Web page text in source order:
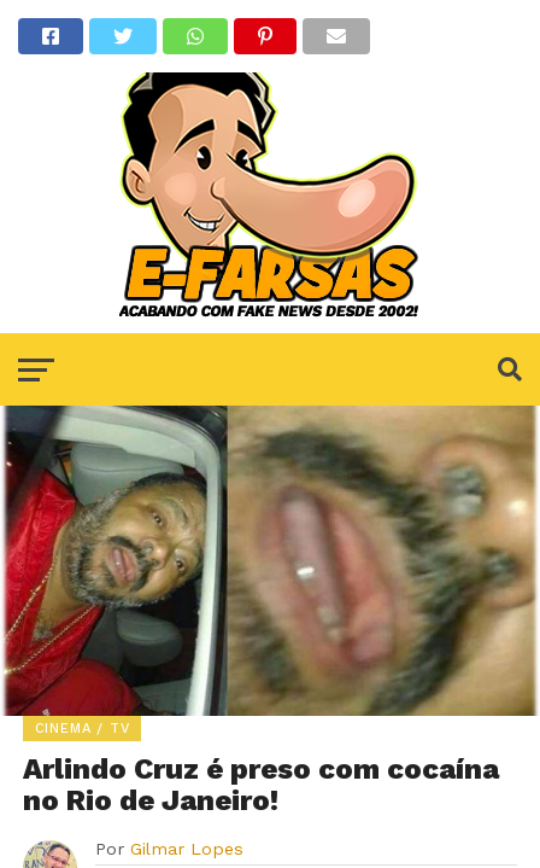
CINEMA / TV
Arlindo Cruz é preso com cocaína
no Rio de Janeiro!
Por Gilmar Lopes